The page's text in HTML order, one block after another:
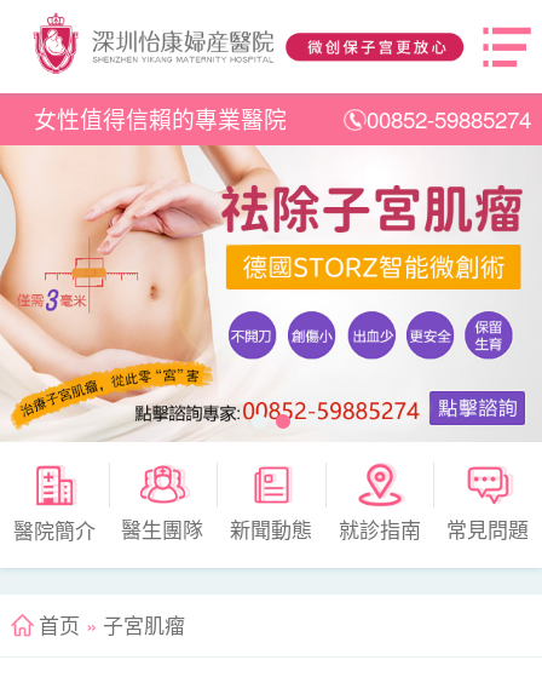
女性值得信賴的專業醫院 00852-59885274
醫院簡介 醫生團隊 新聞動態 就診指南 常見問題
首页 » 子宮肌瘤